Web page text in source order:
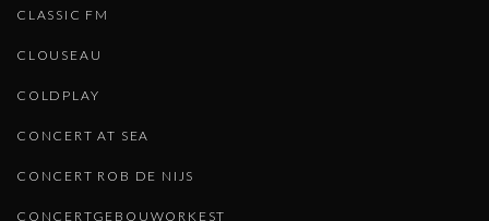
CLASSIC FM
CLOUSEAU
COLDPLAY
CONCERT AT SEA
CONCERT ROB DE NIJS
CONCERTGEBOUWORKEST